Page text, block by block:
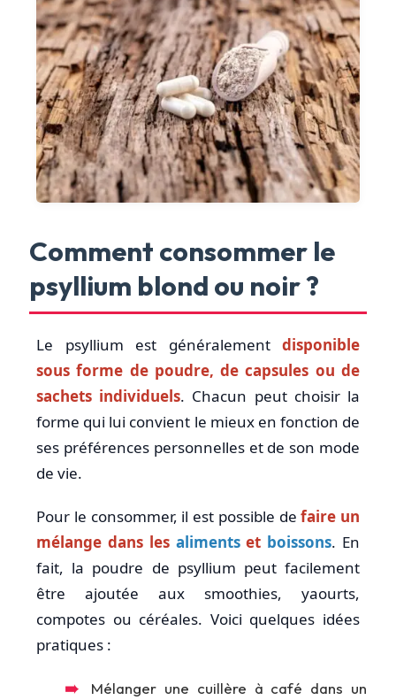
Comment consommer le
psyllium blond ou noir ?
Le psyllium est généralement disponible
sous forme de poudre, de capsules ou de
sachets individuels. Chacun peut choisir la
forme qui lui convient le mieux en fonction de
ses préférences personnelles et de son mode
de vie.
Pour le consommer, il est possible defaire un
mélange dans les alimentset boissons. En
fait, la poudre de psyllium peut facilement
être ajoutée aux smoothies, yaourts,
compotes ou céréales. Voici quelques idées
pratiques :
Mélanger une cuillère à café dans un